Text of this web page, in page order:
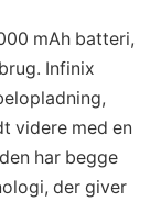
mAh batteri,
Infinix
videre med en
har begge
der giver